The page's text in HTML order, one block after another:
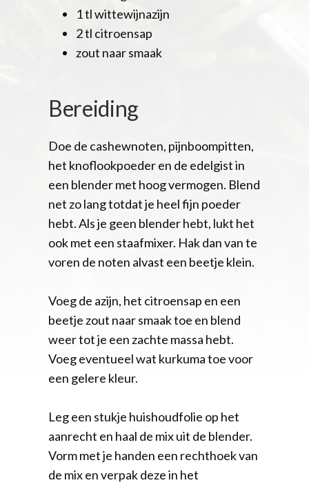
1 tl wittewijnazijn
2 tl citroensap
zout naar smaak
Bereiding
Doe de cashewnoten, pijnboompitten,
het knoflookpoeder en de edelgist in
een blender met hoog vermogen. Blend
net zo lang totdat je heel fijn poeder
hebt. Als je geen blender hebt, lukt het
ook met een staafmixer. Hak dan van te
voren de noten alvast een beetje klein.
Voeg de azijn, het citroensap en een
beetje zout naar smaak toe en blend
weer tot je een zachte massa hebt.
Voeg eventueel wat kurkuma toe voor
een gelere kleur.
Leg een stukje huishoudfolie op het
aanrecht en haal de mix uit de blender.
Vorm met je handen een rechthoek van
de mix en verpak deze in het